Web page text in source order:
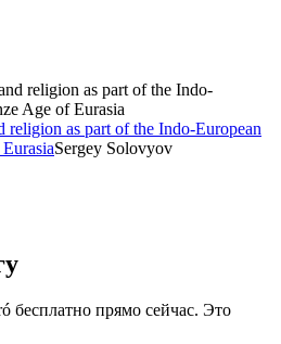
religion as part of the Indo-European
Sergey Solovyov
бесплатно прямо сейчас. Это